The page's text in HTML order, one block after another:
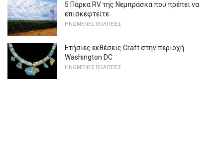
5 Πάρκα RV της Νεμπράσκα που πρέπει να
επισκεφτείτε
ΗΝΩΜΈΝΕΣ ΠΟΛΙΤΕΊΕΣ
Ετήσιες εκθέσεις Craft στην περιοχή
Washington DC
ΗΝΩΜΈΝΕΣ ΠΟΛΙΤΕΊΕΣ